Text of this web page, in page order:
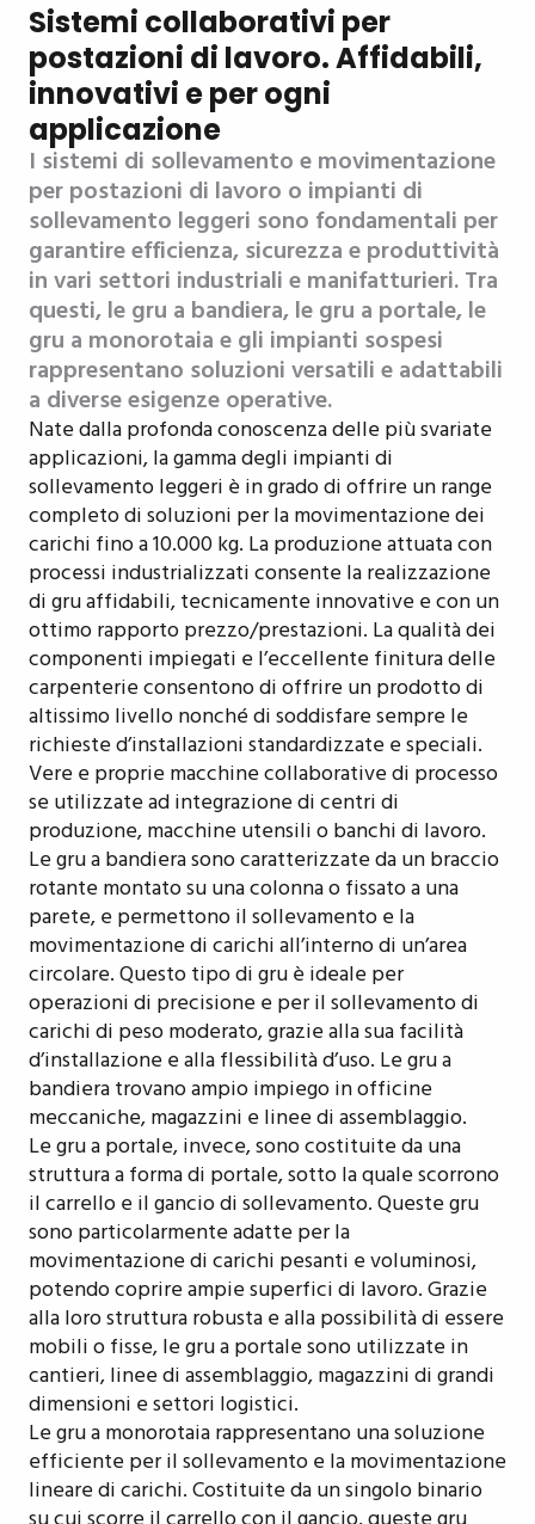
Sistemi collaborativi per
postazioni di lavoro. Affidabili,
innovativi e per ogni
applicazione
I sistemi di sollevamento e movimentazione
per postazioni di lavoro o impianti di
sollevamento leggeri sono fondamentali per
garantire efficienza, sicurezza e produttività
in vari settori industriali e manifatturieri. Tra
questi, le gru a bandiera, le gru a portale, le
gru a monorotaia e gli impianti sospesi
rappresentano soluzioni versatili e adattabili
a diverse esigenze operative.
Nate dalla profonda conoscenza delle più svariate
applicazioni, la gamma degli impianti di
sollevamento leggeri è in grado di offrire un range
completo di soluzioni per la movimentazione dei
carichi fino a 10.000 kg. La produzione attuata con
processi industrializzati consente la realizzazione
di gru affidabili, tecnicamente innovative e con un
ottimo rapporto prezzo/prestazioni. La qualità dei
componenti impiegati e l’eccellente finitura delle
carpenterie consentono di offrire un prodotto di
altissimo livello nonché di soddisfare sempre le
richieste d’installazioni standardizzate e speciali.
Vere e proprie macchine collaborative di processo
se utilizzate ad integrazione di centri di
produzione, macchine utensili o banchi di lavoro.
Le gru a bandiera sono caratterizzate da un braccio
rotante montato su una colonna o fissato a una
parete, e permettono il sollevamento e la
movimentazione di carichi all’interno di un’area
circolare. Questo tipo di gru è ideale per
operazioni di precisione e per il sollevamento di
carichi di peso moderato, grazie alla sua facilità
d’installazione e alla flessibilità d’uso. Le gru a
bandiera trovano ampio impiego in officine
meccaniche, magazzini e linee di assemblaggio.
Le gru a portale, invece, sono costituite da una
struttura a forma di portale, sotto la quale scorrono
il carrello e il gancio di sollevamento. Queste gru
sono particolarmente adatte per la
movimentazione di carichi pesanti e voluminosi,
potendo coprire ampie superfici di lavoro. Grazie
alla loro struttura robusta e alla possibilità di essere
mobili o fisse, le gru a portale sono utilizzate in
cantieri, linee di assemblaggio, magazzini di grandi
dimensioni e settori logistici.
Le gru a monorotaia rappresentano una soluzione
efficiente per il sollevamento e la movimentazione
lineare di carichi. Costituite da un singolo binario